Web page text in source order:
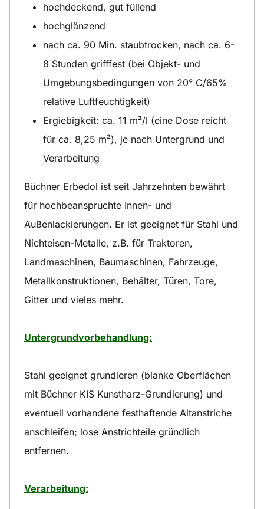
hochdeckend, gut füllend
hochglänzend
nach ca. 90 Min. staubtrocken, nach ca. 6-
8 Stunden grifffest (bei Objekt- und
Umgebungsbedingungen von 20° C/65%
relative Luftfeuchtigkeit)
Ergiebigkeit: ca. 11 m²/l (eine Dose reicht
für ca. 8,25 m²), je nach Untergrund und
Verarbeitung
Büchner Erbedol ist seit Jahrzehnten bewährt
für hochbeanspruchte Innen- und
Außenlackierungen. Er ist geeignet für Stahl und
Nichteisen-Metalle, z.B. für Traktoren,
Landmaschinen, Baumaschinen, Fahrzeuge,
Metallkonstruktionen, Behälter, Türen, Tore,
Gitter und vieles mehr.
Untergrundvorbehandlung:
Stahl geeignet grundieren (blanke Oberflächen
mit Büchner KIS Kunstharz-Grundierung) und
eventuell vorhandene festhaftende Altanstriche
anschleifen; lose Anstrichteile gründlich
entfernen.
Verarbeitung: